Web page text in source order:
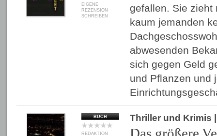
EIGENE
REZENSION
SCHREIBEN
gefallen. Sie zieht
kaum jemanden
abwesenden
sich gegen Geld
und Pflanzen und
BUCH
REDAKTION
Thriller und Krimis